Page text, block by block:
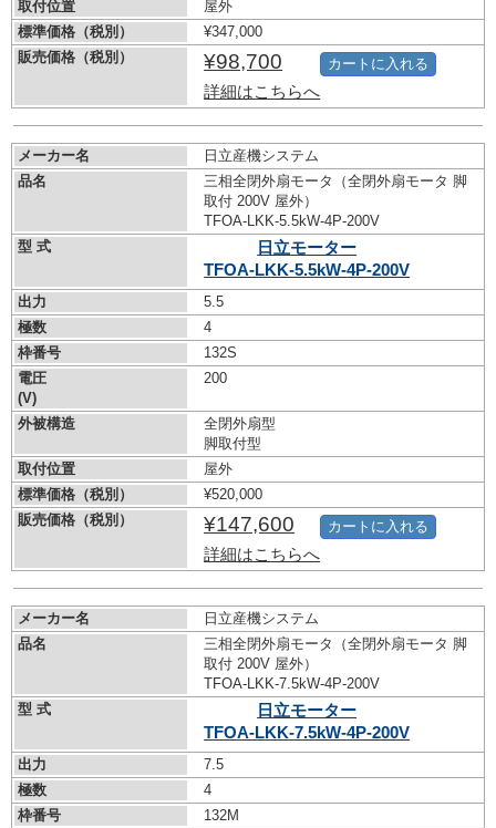
取付位置
屋外
標準価格（税別）
¥347,000
販売価格（税別）
¥98,700
詳細はこちらへ
カートに入れる
メーカー名
日立産機システム
品名
三相全閉外扇モータ（全閉外扇モータ 脚
取付 200V 屋外）
TFOA-LKK-5.5kW-4P-200V
型 式
日立モーター
TFOA-LKK-5.5kW-4P-200V
出力
5.5
極数
4
枠番号
132S
電圧
(V)
200
外被構造
全閉外扇型
脚取付型
取付位置
屋外
標準価格（税別）
¥520,000
販売価格（税別）
¥147,600
詳細はこちらへ
カートに入れる
メーカー名
日立産機システム
品名
三相全閉外扇モータ（全閉外扇モータ 脚
取付 200V 屋外）
TFOA-LKK-7.5kW-4P-200V
型 式
日立モーター
TFOA-LKK-7.5kW-4P-200V
出力
7.5
極数
4
枠番号
132M